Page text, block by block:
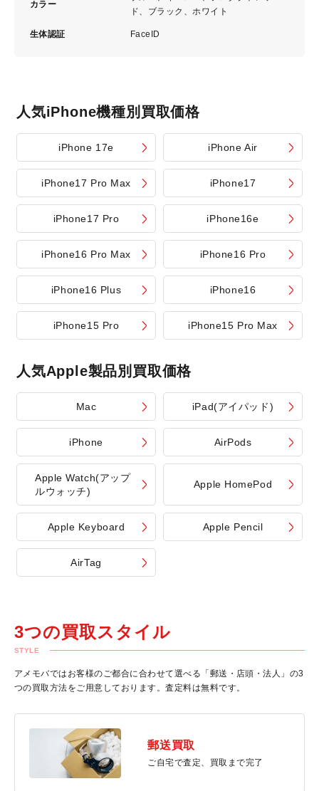
カラー
ド、ブラック、ホワイト
生体認証 FaceID
人気iPhone機種別買取価格
iPhone 17e iPhone Air
iPhone17 Pro Max iPhone17
iPhone17 Pro iPhone16e
iPhone16 Pro Max iPhone16 Pro
iPhone16 Plus iPhone16
iPhone15 Pro iPhone15 Pro Max
人気Apple製品別買取価格
Mac iPad(アイパッド)
iPhone AirPods
Apple Watch(アップ
ルウォッチ)
Apple HomePod
Apple Keyboard Apple Pencil
AirTag
3つの買取スタイル
STYLE
アメモバではお客様のご都合に合わせて選べる「郵送・店頭・法人」の3
つの買取方法をご用意しております。査定料は無料です。
郵送買取
ご自宅で査定、買取まで完了